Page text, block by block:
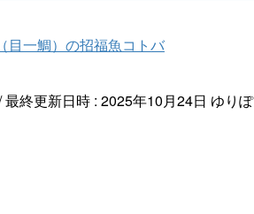
目一鯛）の招福魚コトバ
最終更新日時 : 2025年10月24日 ゆりぽ